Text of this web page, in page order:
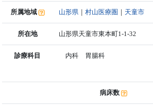
所属地域 山形県 ｜村山医療圏 ｜ 天童市
所在地 山形県天童市東本町1-1-32
診療科目 内科 胃腸科
病床数